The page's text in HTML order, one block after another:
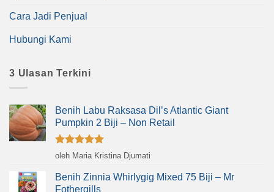
Cara Jadi Penjual
Hubungi Kami
3 Ulasan Terkini
Benih Labu Raksasa Dil’s Atlantic Giant
Pumpkin 2 Biji – Non Retail
Dinilai5
oleh Maria Kristina Djumati
Benih Zinnia Whirlygig Mixed 75 Biji – Mr
Fothergills